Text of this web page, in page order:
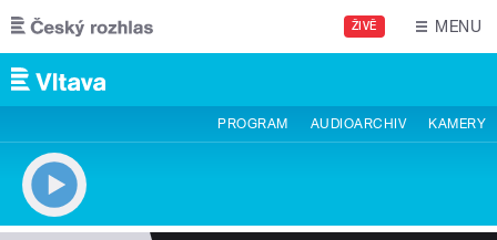
Přejít k hlavnímu obsahu
ŽIVĚ MENU
PROGRAM AUDIOARCHIV KAMERY